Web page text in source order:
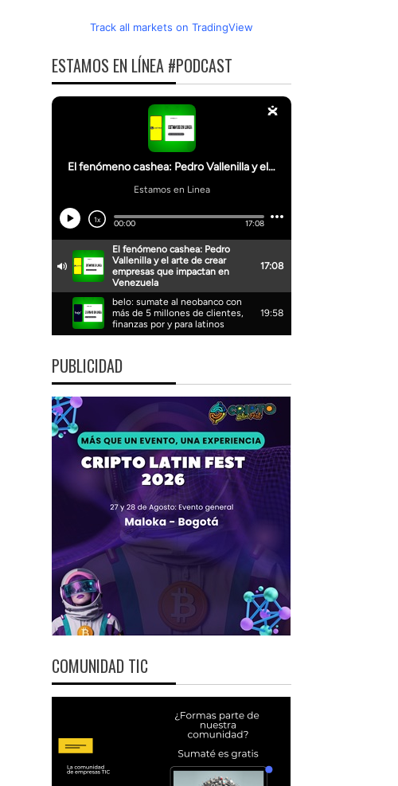
Track all markets on TradingView
ESTAMOS EN LÍNEA #PODCAST
PUBLICIDAD
COMUNIDAD TIC